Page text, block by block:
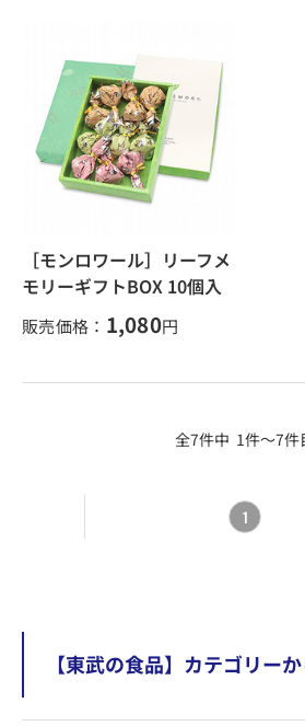
【東武の食品】カテゴリー
［モンロワール］リーフメ
モリーギフトBOX 10個入
販売価格： 1,080円
全7件中 1件～7件
1